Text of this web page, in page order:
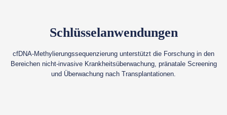
Schlüsselanwendungen
cfDNA-Methylierungssequenzierung unterstützt die Forschung in den
Bereichen nicht-invasive Krankheitsüberwachung, pränatale Screening
und Überwachung nach Transplantationen.